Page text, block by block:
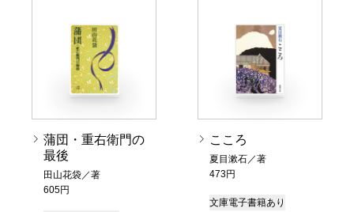
蒲団・重右衛門の
最後
田山花袋／著
605円
こころ
夏目漱石／著
473円
文庫電子書籍あり